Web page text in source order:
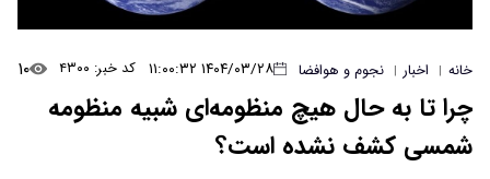
خانه | اخبار | نجوم و هوافضا ۱۴۰۴/۰۳/۲۸ ۱۱:۰۰:۳۲ کد خبر: ۴۳۰۰ ۱۰
چرا تا به حال هیچ منظومه‌ای شبیه منظومه
شمسی کشف نشده است؟